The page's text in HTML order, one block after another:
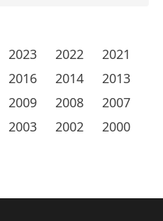
2023 2022
2021
2016 2014
2013
2009 2008
2007
2003 2002 2000